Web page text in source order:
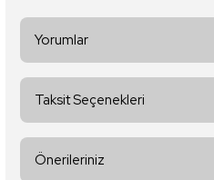
Yorumlar
Taksit Seçenekleri
Önerileriniz